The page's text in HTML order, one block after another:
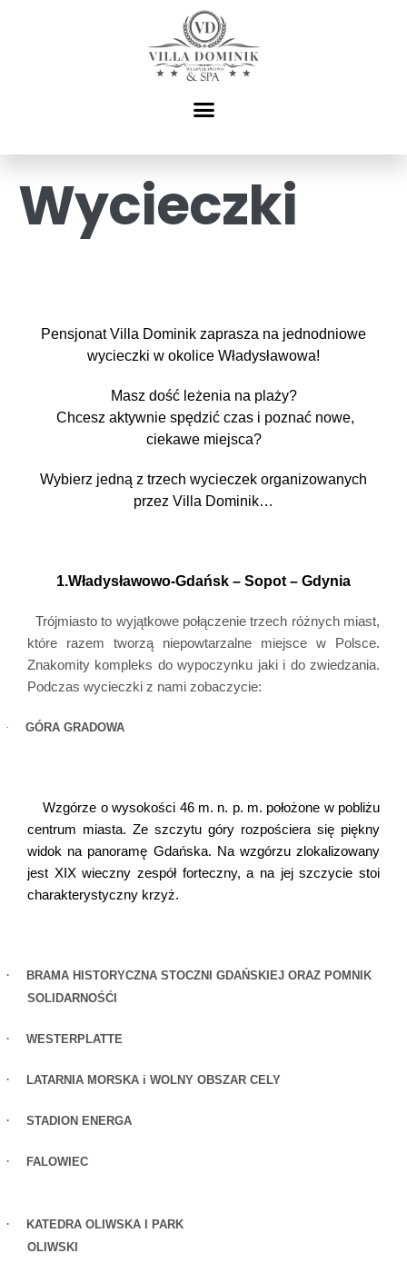
Wycieczki
Pensjonat Villa Dominik zaprasza na jednodniowe
wycieczki w okolice Władysławowa!
Masz dość leżenia na plaży?
Chcesz aktywnie spędzić czas i poznać nowe,
ciekawe miejsca?
Wybierz jedną z trzech wycieczek organizowanych
przez Villa Dominik…
1.Władysławowo-Gdańsk – Sopot – Gdynia
Trójmiasto to wyjątkowe połączenie trzech różnych miast,
które razem tworzą niepowtarzalne miejsce w Polsce.
Znakomity kompleks do wypoczynku jaki i do zwiedzania.
Podczas wycieczki z nami zobaczycie:
· GÓRA GRADOWA
Wzgórze o wysokości 46 m. n. p. m. położone w pobliżu
centrum miasta. Ze szczytu góry rozpościera się piękny
widok na panoramę Gdańska. Na wzgórzu zlokalizowany
jest XIX wieczny zespół forteczny, a na jej szczycie stoi
charakterystyczny krzyż.
·
BRAMA HISTORYCZNA STOCZNI GDAŃSKIEJ ORAZ POMNIK
SOLIDARNOŚĆI
· WESTERPLATTE
· LATARNIA MORSKA i WOLNY OBSZAR CELY
· STADION ENERGA
· FALOWIEC
·
KATEDRA OLIWSKA I PARK
OLIWSKI